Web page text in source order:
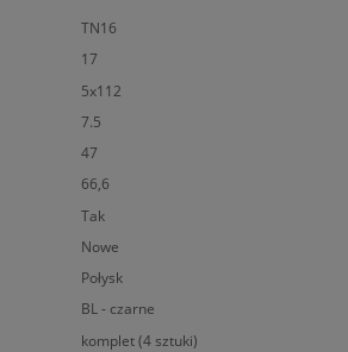
TN16
17
5x112
7.5
47
66,6
Tak
Nowe
Połysk
BL - czarne
komplet (4 sztuki)